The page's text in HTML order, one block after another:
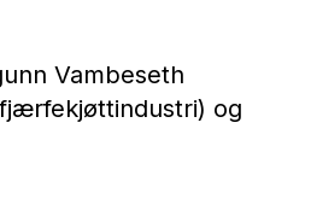
Vambeseth
og